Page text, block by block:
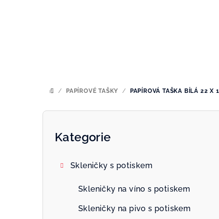
DOMŮ
/ PAPÍROVÉ TAŠKY / PAPÍROVÁ TAŠKA BÍLÁ 22 X
P
Přeskočit
Kategorie
Skleničky s potiskem
Skleničky na víno s potiskem
Skleničky na pivo s potiskem